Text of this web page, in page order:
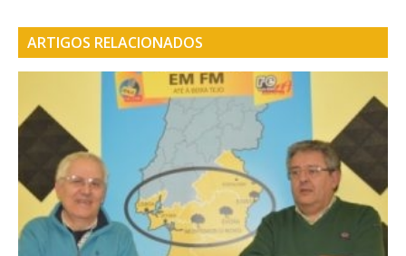
ARTIGOS RELACIONADOS